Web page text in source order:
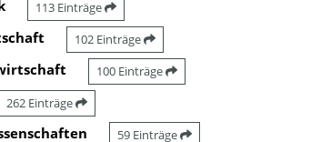
113 Einträge
102 Einträge
100 Einträge
262 Einträge
59 Einträge